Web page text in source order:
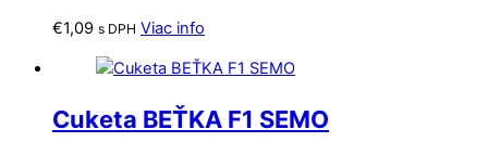
€1,09 s DPH Viac info
Cuketa BEŤKA F1 SEMO